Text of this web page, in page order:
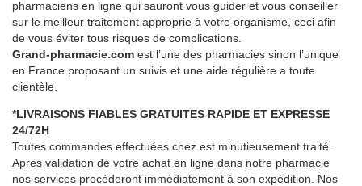
pharmaciens en ligne qui sauront vous guider et vous conseiller
sur le meilleur traitement approprie à votre organisme, ceci afin
de vous éviter tous risques de complications.
Grand-pharmacie.com est l’une des pharmacies sinon l’unique
en France proposant un suivis et une aide régulière a toute
clientèle.
*LIVRAISONS FIABLES GRATUITES RAPIDE ET EXPRESSE
24/72H
Toutes commandes effectuées chez est minutieusement traité.
Apres validation de votre achat en ligne dans notre pharmacie
nos services procèderont immédiatement à son expédition. Nos